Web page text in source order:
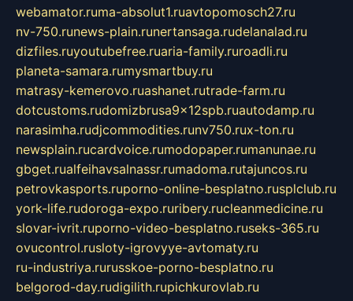
webamator.ruma-absolut1.ruavtopomosch27.ru
nv-750.runews-plain.runertansaga.rudelanalad.ru
dizfiles.ruyoutubefree.ruaria-family.ruroadli.ru
planeta-samara.rumysmartbuy.ru
matrasy-kemerovo.ruashanet.rutrade-farm.ru
dotcustoms.rudomizbrusa9x12spb.ruautodamp.ru
narasimha.rudjcommodities.runv750.rux-ton.ru
newsplain.rucardvoice.rumodopaper.rumanunae.ru
gbget.rualfeihavsalnassr.rumadoma.rutajuncos.ru
petrovkasports.ruporno-online-besplatno.rusplclub.ru
york-life.rudoroga-expo.ruribery.rucleanmedicine.ru
slovar-ivrit.ruporno-video-besplatno.ruseks-365.ru
ovucontrol.rusloty-igrovyye-avtomaty.ru
ru-industriya.rurusskoe-porno-besplatno.ru
belgorod-day.rudigilith.rupichkurovlab.ru